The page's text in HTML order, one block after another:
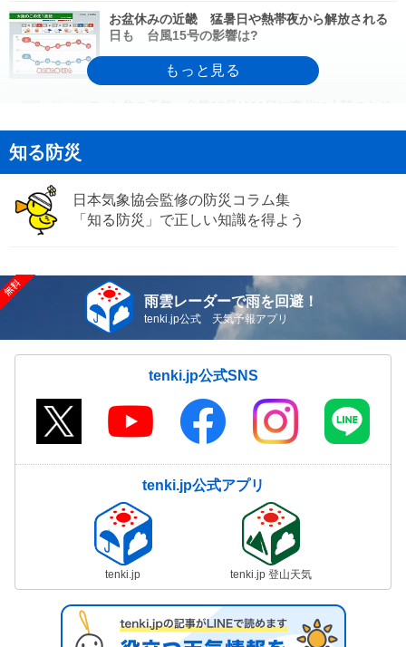
お盆休みの近畿 猛暑日や熱帯夜から解放される
日も 台風15号の影響は?
08/09(日)15:50
【速報】秋田県で1時間に約100ミリの猛烈な雨
「記録的短時間大雨」発表
今日9日は東北や関東で雷雲が発達中 夜にかけて
市街地でもゲリラ雷雨のおそれ
08/09(日)13:06
知る防災
日本気象協会監修の防災コラム集
「知る防災」で正しい知識を得よう
雨雲レーダーで雨を回避！
tenki.jp公式 天気予報アプリ
tenki.jp公式SNS
tenki.jp公式アプリ
tenki.jp tenki.jp 登山天気